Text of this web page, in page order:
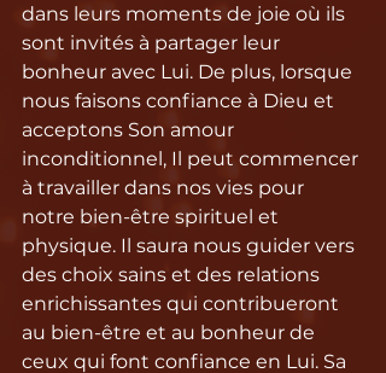
dans leurs moments de joie où ils
sont invités à partager leur
bonheur avec Lui. De plus, lorsque
nous faisons confiance à Dieu et
acceptons Son amour
inconditionnel, Il peut commencer
à travailler dans nos vies pour
notre bien-être spirituel et
physique. Il saura nous guider vers
des choix sains et des relations
enrichissantes qui contribueront
au bien-être et au bonheur de
ceux qui font confiance en Lui. Sa